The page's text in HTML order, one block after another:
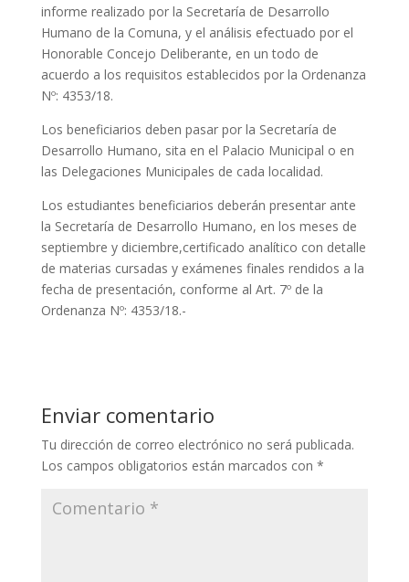
informe realizado por la Secretaría de Desarrollo
Humano de la Comuna, y el análisis efectuado por el
Honorable Concejo Deliberante, en un todo de
acuerdo a los requisitos establecidos por la Ordenanza
Nº: 4353/18.
Los beneficiarios deben pasar por la Secretaría de
Desarrollo Humano, sita en el Palacio Municipal o en
las Delegaciones Municipales de cada localidad.
Los estudiantes beneficiarios deberán presentar ante
la Secretaría de Desarrollo Humano, en los meses de
septiembre y diciembre,certificado analítico con detalle
de materias cursadas y exámenes finales rendidos a la
fecha de presentación, conforme al Art. 7º de la
Ordenanza Nº: 4353/18.-
Enviar comentario
Tu dirección de correo electrónico no será publicada.
Los campos obligatorios están marcados con *